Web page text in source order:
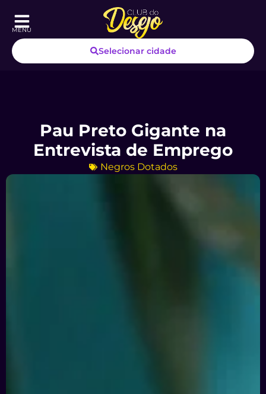
MENU
Selecionar cidade
Pau Preto Gigante na
Entrevista de Emprego
Negros Dotados